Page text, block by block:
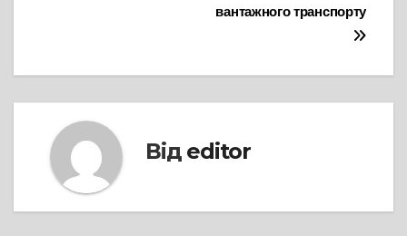
вантажного транспорту
Від editor